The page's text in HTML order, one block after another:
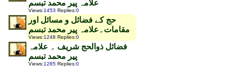
علامہ پیر محمد تبسم
Views:1453 Replies:0
حج کے فضائل و مسائل اور
مقامات۔علامہ پیر محمد تبسم
Views:1248 Replies:0
فضائل ذوالحج شریف ۔ علامہ
پیر محمد تبسم
Views:1285 Replies:0